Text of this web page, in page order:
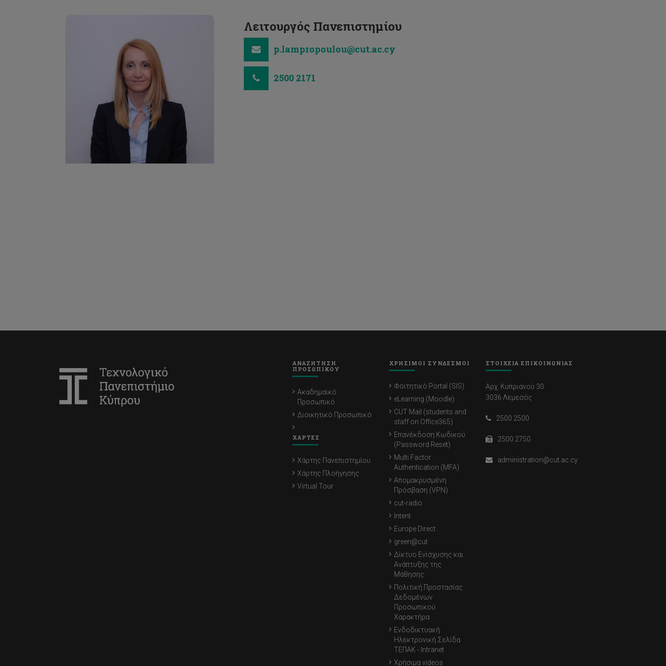
Λειτουργός Πανεπιστημίου
p.lampropoulou@cut.ac.cy
2500 2171
ΑΝΑΖΗΤΗΣΗ
ΠΡΟΣΩΠΙΚΟΥ
Ακαδημαϊκό
Προσωπικό
Διοικητικό Προσωπικό
ΧΑΡΤΕΣ
Χάρτης Πανεπιστημίου
Χάρτης Πλοήγησης
Virtual Tour
ΧΡΗΣΙΜΟΙ ΣΥΝΔΕΣΜΟΙ
Φοιτητικό Portal (SIS)
eLearning (Moodle)
CUT Mail (students and
staff on Office365)
Επανέκδοση Κωδικού
(Password Reset)
Multi Factor
Authentication (MFA)
Απομακρυσμένη
Πρόσβαση (VPN)
cut-radio
Intent
Europe Direct
green@cut
Δίκτυο Ενίσχυσης και
Ανάπτυξης της
Μάθησης
Πολιτική Προστασίας
Δεδομένων
Προσωπικού
Χαρακτήρα
Ενδοδικτυακή
Ηλεκτρονική Σελίδα
ΤΕΠΑΚ - Intranet
Χρήσιμα videos
ΣΤΟΙΧΕΙΑ ΕΠΙΚΟΙΝΩΝΙΑΣ
Αρχ. Κυπριανού 30
3036 Λεμεσός
2500 2500
2500 2750
administration@cut.ac.cy